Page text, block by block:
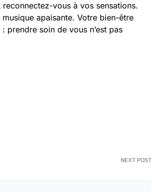
vous à vos sensations.
apaisante. Votre bien-être
prendre soin de vous n’est pas
NEXT POST